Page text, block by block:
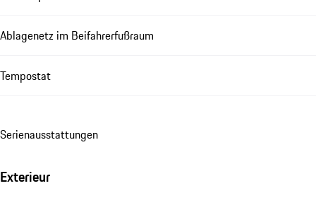
Ablagenetz im Beifahrerfußraum
Tempostat
Se­ri­en­aus­stat­tungen
Exterieur